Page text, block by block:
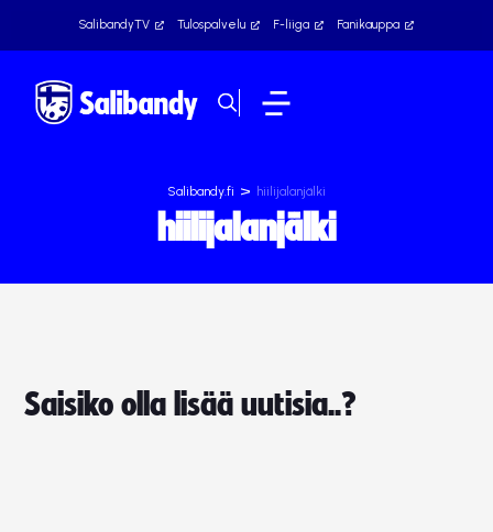
SalibandyTV Tulospalvelu F-liiga Fanikauppa
Salibandy.fi > hiilijalanjälki
hiilijalanjälki
Saisiko olla lisää uutisia..?